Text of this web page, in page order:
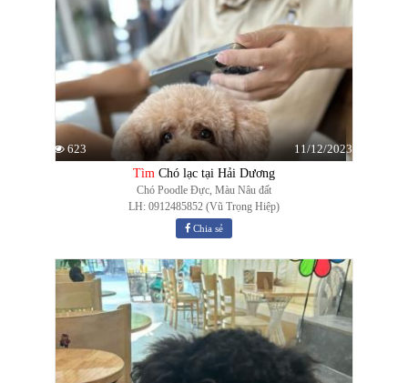
623
11/12/2023
Tìm Chó lạc tại Hải Dương
Chó Poodle Đực, Màu Nâu đất
LH: 0912485852 (Vũ Trọng Hiệp)
Chia sẻ